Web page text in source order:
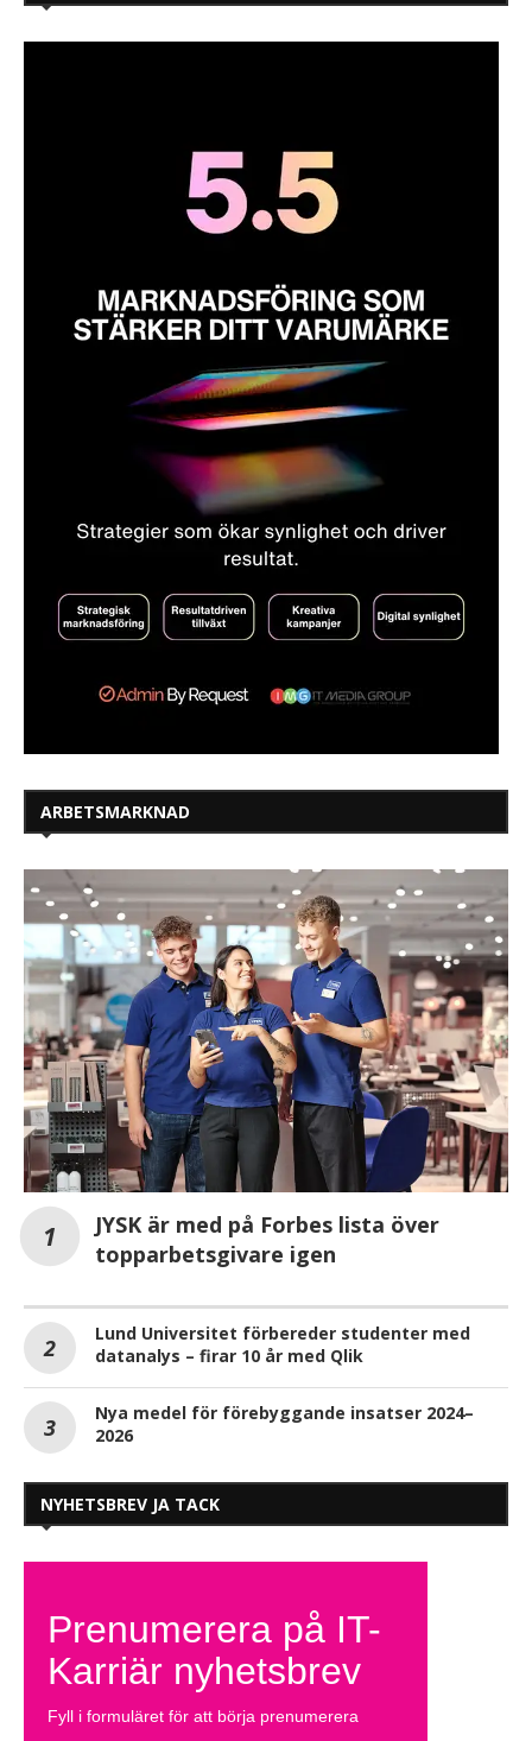
ARBETSMARKNAD
JYSK är med på Forbes lista över
topparbetsgivare igen
Lund Universitet förbereder studenter med
datanalys – firar 10 år med Qlik
Nya medel för förebyggande insatser 2024–
2026
NYHETSBREV JA TACK